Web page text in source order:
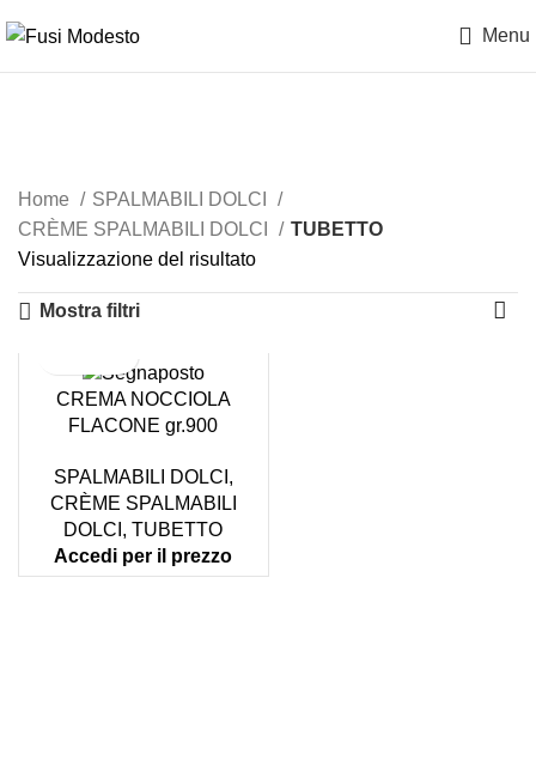
Menu
Home
SPALMABILI DOLCI
CRÈME SPALMABILI DOLCI
TUBETTO
Visualizzazione del risultato
Mostra filtri
CREMA NOCCIOLA
FLACONE gr.900
SPALMABILI DOLCI ,
CRÈME SPALMABILI
DOLCI ,TUBETTO
Accedi per il prezzo